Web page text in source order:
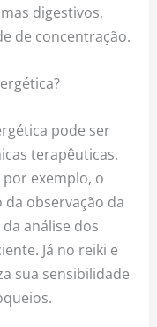
digestivos,
de concentração.
pode ser
terapêuticas.
exemplo, o
observação da
análise dos
Já no reiki e
sua sensibilidade